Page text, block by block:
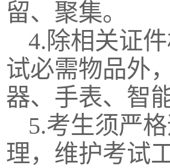
留、聚集。
4.除相关证
试必需物品外
器、手表、智
5.考生须严
理，维护考试